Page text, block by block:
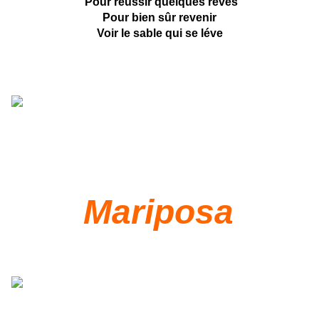
Pour bien sûr revenir
Voir le sable qui se léve
Mariposa